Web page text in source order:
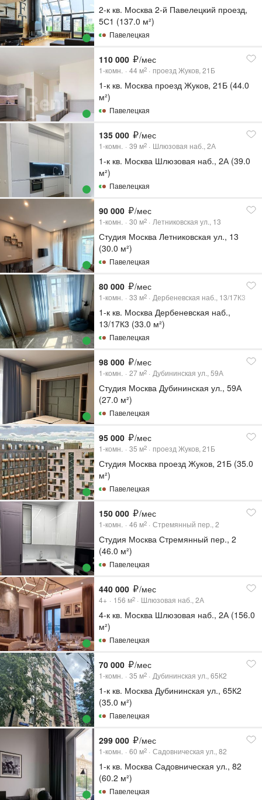
2-к кв. Москва 2-й Павелецкий проезд,
5С1 (137.0 м²)
Павелецкая
110 000 /мес
1-комн. 44 м2 проезд Жуков, 21Б
1-к кв. Москва проезд Жуков, 21Б (44.0
м²)
Павелецкая
135 000 /мес
1-комн. 39 м2 Шлюзовая наб., 2А
1-к кв. Москва Шлюзовая наб., 2А (39.0
м²)
Павелецкая
90 000 /мес
1-комн. 30 м2 Летниковская ул., 13
Студия Москва Летниковская ул., 13
(30.0 м²)
Павелецкая
80 000 /мес
1-комн. 33 м2 Дербеневская наб., 13/17К3
1-к кв. Москва Дербеневская наб.,
13/17К3 (33.0 м²)
Павелецкая
98 000 /мес
1-комн. 27 м2 Дубининская ул., 59А
Студия Москва Дубининская ул., 59А
(27.0 м²)
Павелецкая
95 000 /мес
1-комн. 35 м2 проезд Жуков, 21Б
Студия Москва проезд Жуков, 21Б (35.0
м²)
Павелецкая
150 000 /мес
1-комн. 46 м2 Стремянный пер., 2
Студия Москва Стремянный пер., 2
(46.0 м²)
Павелецкая
440 000 /мес
4+ 156 м2 Шлюзовая наб., 2А
4-к кв. Москва Шлюзовая наб., 2А (156.0
м²)
Павелецкая
70 000 /мес
1-комн. 35 м2 Дубининская ул., 65К2
1-к кв. Москва Дубининская ул., 65К2
(35.0 м²)
Павелецкая
299 000 /мес
1-комн. 60 м2 Садовническая ул., 82
1-к кв. Москва Садовническая ул., 82
(60.2 м²)
Павелецкая